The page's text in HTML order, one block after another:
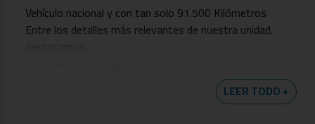
Vehículo nacional y con tan solo 91.500 Kilómetros
Entre los detalles más relevantes de nuestra unidad,
LEER TODO +